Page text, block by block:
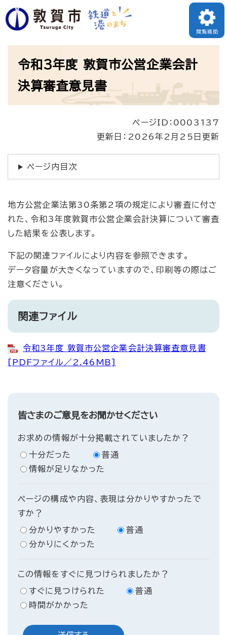
ペ
ー
で
閲覧補助
令和3年度 敦賀市公営企業会計
決算審査意見書
ページID：0003137
更新日：2026年2月25日更新
ページ内目次
地方公営企業法第30条第2項の規定により審査に付さ
れた、令和3年度敦賀市公営企業会計決算について審査
した結果を公表します。
下記の関連ファイルにより内容を参照できます。
データ容量が大きくなっていますので、印刷等の際はご
注意ください。
関連ファイル
令和3年度 敦賀市公営企業会計決算審査意見書
[PDFファイル／2.46MB]
皆さまのご意見をお聞かせください
お求めの情報が十分掲載されていましたか？
十分だった
普通
情報が足りなかった
ページの構成や内容、表現は分かりやすかったで
すか？
分かりやすかった
普通
分かりにくかった
この情報をすぐに見つけられましたか？
すぐに見つけられた
普通
時間がかかった